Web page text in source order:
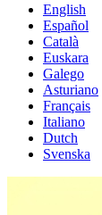
English
Español
Català
Euskara
Galego
Asturiano
Français
Italiano
Dutch
Svenska